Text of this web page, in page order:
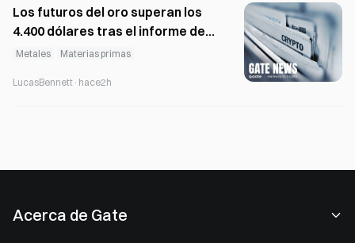
Los futuros del oro superan los
4.400 dólares tras el informe de
empleo y el descenso del crudo
Metales Materias primas
LucasBennett · hace2h
Acerca de Gate